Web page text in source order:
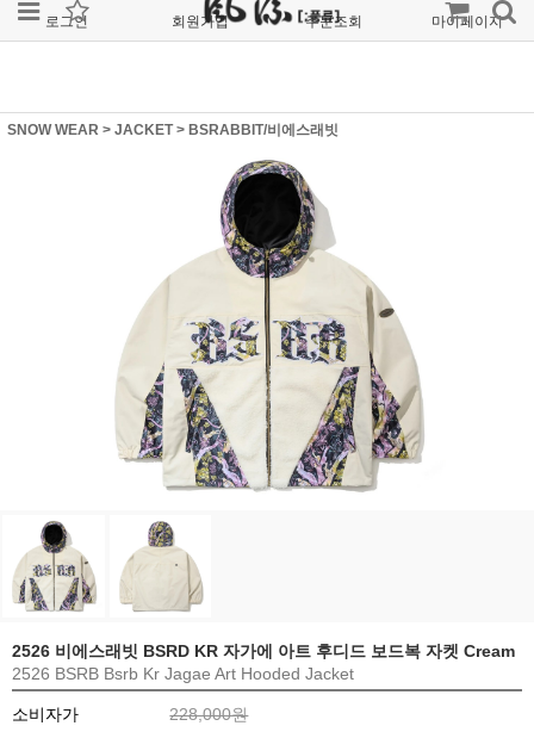
로그인 회원가입 주문조회 마이페이지
SNOW WEAR > JACKET> BSRABBIT/비에스래빗
2526 비에스래빗 BSRD KR 자가에 아트 후디드 보드복 자켓 Cream
2526 BSRB Bsrb Kr Jagae Art Hooded Jacket
소비자가
228,000원